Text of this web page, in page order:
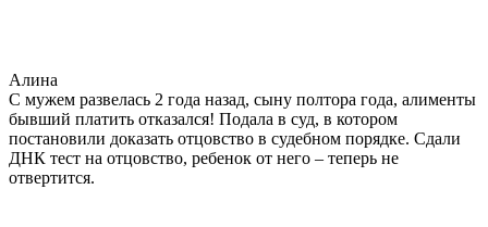
Алина
С мужем развелась 2 года назад, сыну полтора года, алименты
бывший платить отказался! Подала в суд, в котором
постановили доказать отцовство в судебном порядке. Сдали
ДНК тест на отцовство, ребенок от него – теперь не
отвертится.